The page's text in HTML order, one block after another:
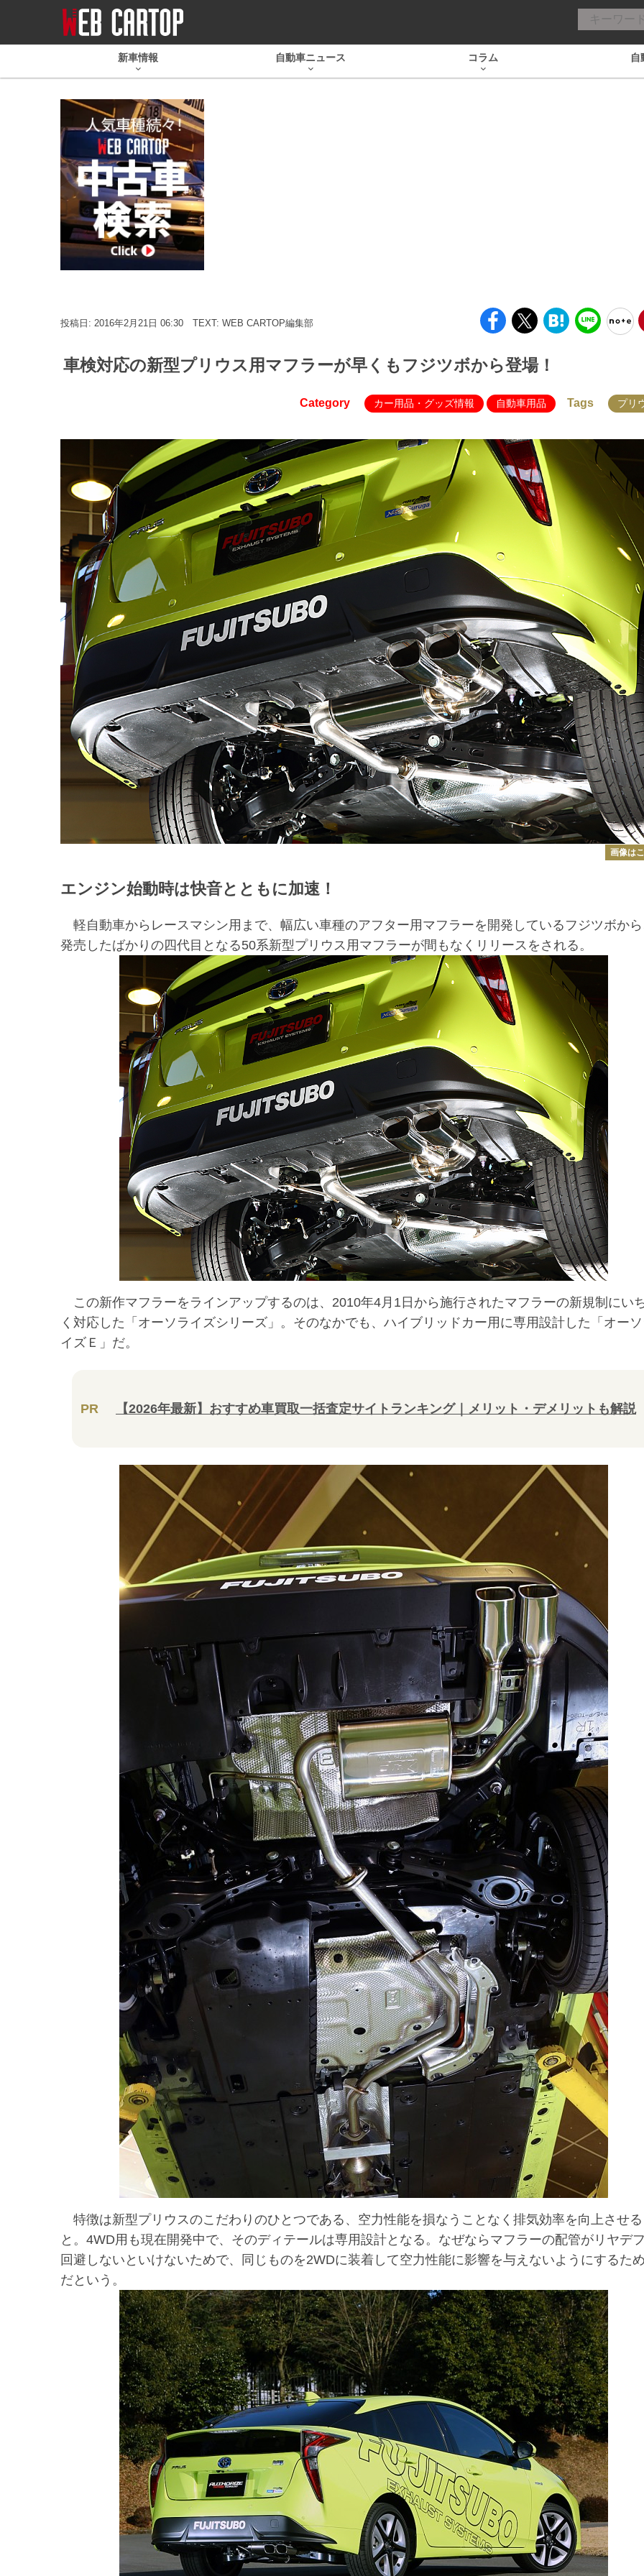
新車情報 自動車ニュース コラム 自
投稿日: 2016年2月21日 06:30 TEXT: WEB CARTOP編集部
車検対応の新型プリウス用マフラーが早くもフジツボから登場！
Category カー用品・グッズ情報 自動車用品 Tags プリ
画像は
エンジン始動時は快音とともに加速！
軽自動車からレースマシン用まで、幅広い車種のアフター用マフラーを開発しているフジツボか
発売したばかりの四代目となる50系新型プリウス用マフラーが間もなくリリースをされる。
この新作マフラーをラインアップするのは、2010年4月1日から施行されたマフラーの新規制にい
く対応した「オーソライズシリーズ」。そのなかでも、ハイブリッドカー用に専用設計した「オー
イズＥ」だ。
PR 【2026年最新】おすすめ車買取一括査定サイトランキング｜メリット・デメリットも解説
特徴は新型プリウスのこだわりのひとつである、空力性能を損なうことなく排気効率を向上させ
と。4WD用も現在開発中で、そのディテールは専用設計となる。なぜならマフラーの配管がリヤデ
回避しないといけないためで、同じものを2WDに装着して空力性能に影響を与えないようにするた
だという。